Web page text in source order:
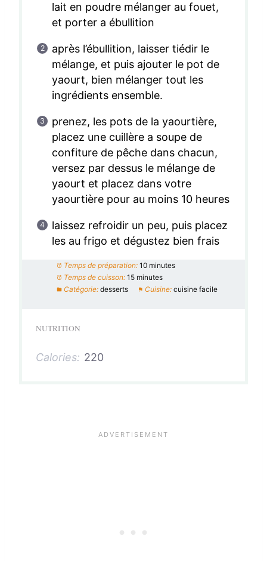
lait en poudre mélanger au fouet,
et porter a ébullition
après l’ébullition, laisser tiédir le
mélange, et puis ajouter le pot de
yaourt, bien mélanger tout les
ingrédients ensemble.
prenez, les pots de la yaourtière,
placez une cuillère a soupe de
confiture de pêche dans chacun,
versez par dessus le mélange de
yaourt et placez dans votre
yaourtière pour au moins 10 heures
laissez refroidir un peu, puis placez
les au frigo et dégustez bien frais
Temps de préparation: 10 minutes
Temps de cuisson: 15 minutes
Catégorie: desserts Cuisine: cuisine facile
NUTRITION
Calories: 220